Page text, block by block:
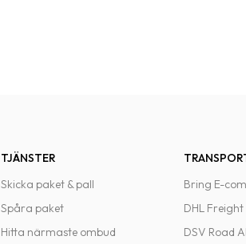
TJÄNSTER
Skicka paket & pall
Spåra paket
Hitta närmaste ombud
Bring E-
DHL Freight
DSV Road